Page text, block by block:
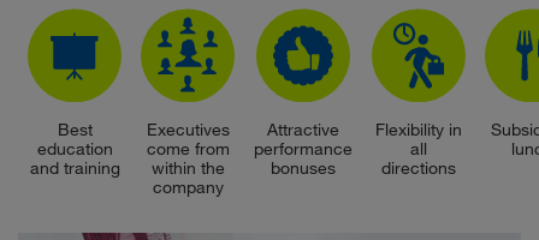
Best
education
and training
Executives
come from
within the
company
Attractive
performance
bonuses
Flexibility in
all
directions